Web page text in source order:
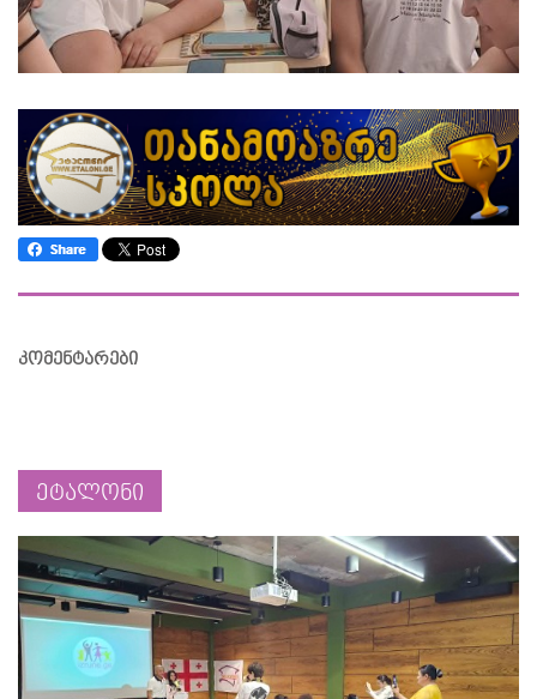
კომენტარები
ეტალონი